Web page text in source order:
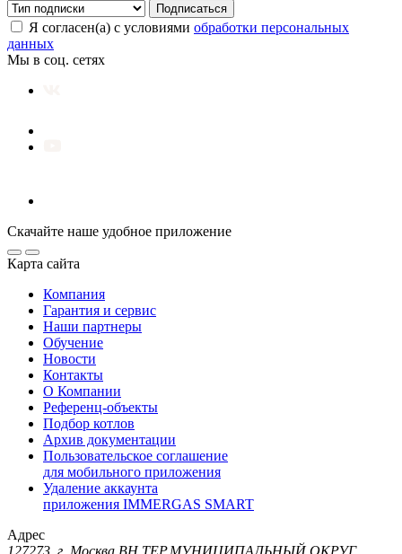
Подписаться
Я согласен(а) с условиями обработки персональных
данных
Мы в соц. сетях
Скачайте наше удобное приложение
Карта сайта
Компания
Гарантия и сервис
Наши партнеры
Обучение
Новости
Контакты
О Компании
Референц-объекты
Подбор котлов
Архив документации
Пользовательское соглашение
для мобильного приложения
Удаление аккаунта
приложения IMMERGAS SMART
Адрес
127273, г. Москва ВН.ТЕР.МУНИЦИПАЛЬНЫЙ ОКРУГ